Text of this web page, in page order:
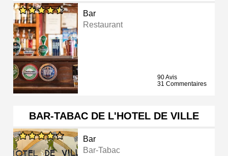
Bar
Restaurant
90 Avis
31 Commentaires
BAR-TABAC DE L'HOTEL DE VILLE
Bar
Bar-Tabac